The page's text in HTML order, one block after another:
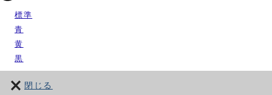
標準
青
黄
黒
閉じる